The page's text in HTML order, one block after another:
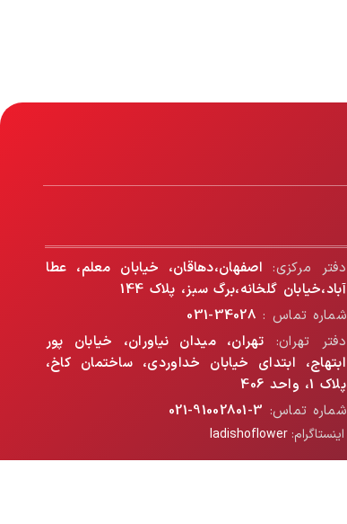
دفتر مرکزی: اصفهان،دهاقان، خیابان معلم، عطا
آباد،خیابان گلخانه،برگ سبز، پلاک 144
شماره تماس : 34028-031
دفتر تهران: تهران، میدان نیاوران، خیابان پور
ابتهاج، ابتدای خیابان خداوردی، ساختمان کاخ،
پلاک 1، واحد 406
شماره تماس: 3-91002801-021
اینستاگرام: ladishoflower